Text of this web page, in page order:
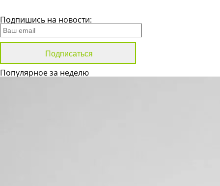
Подпишись на новости:
Популярное за неделю